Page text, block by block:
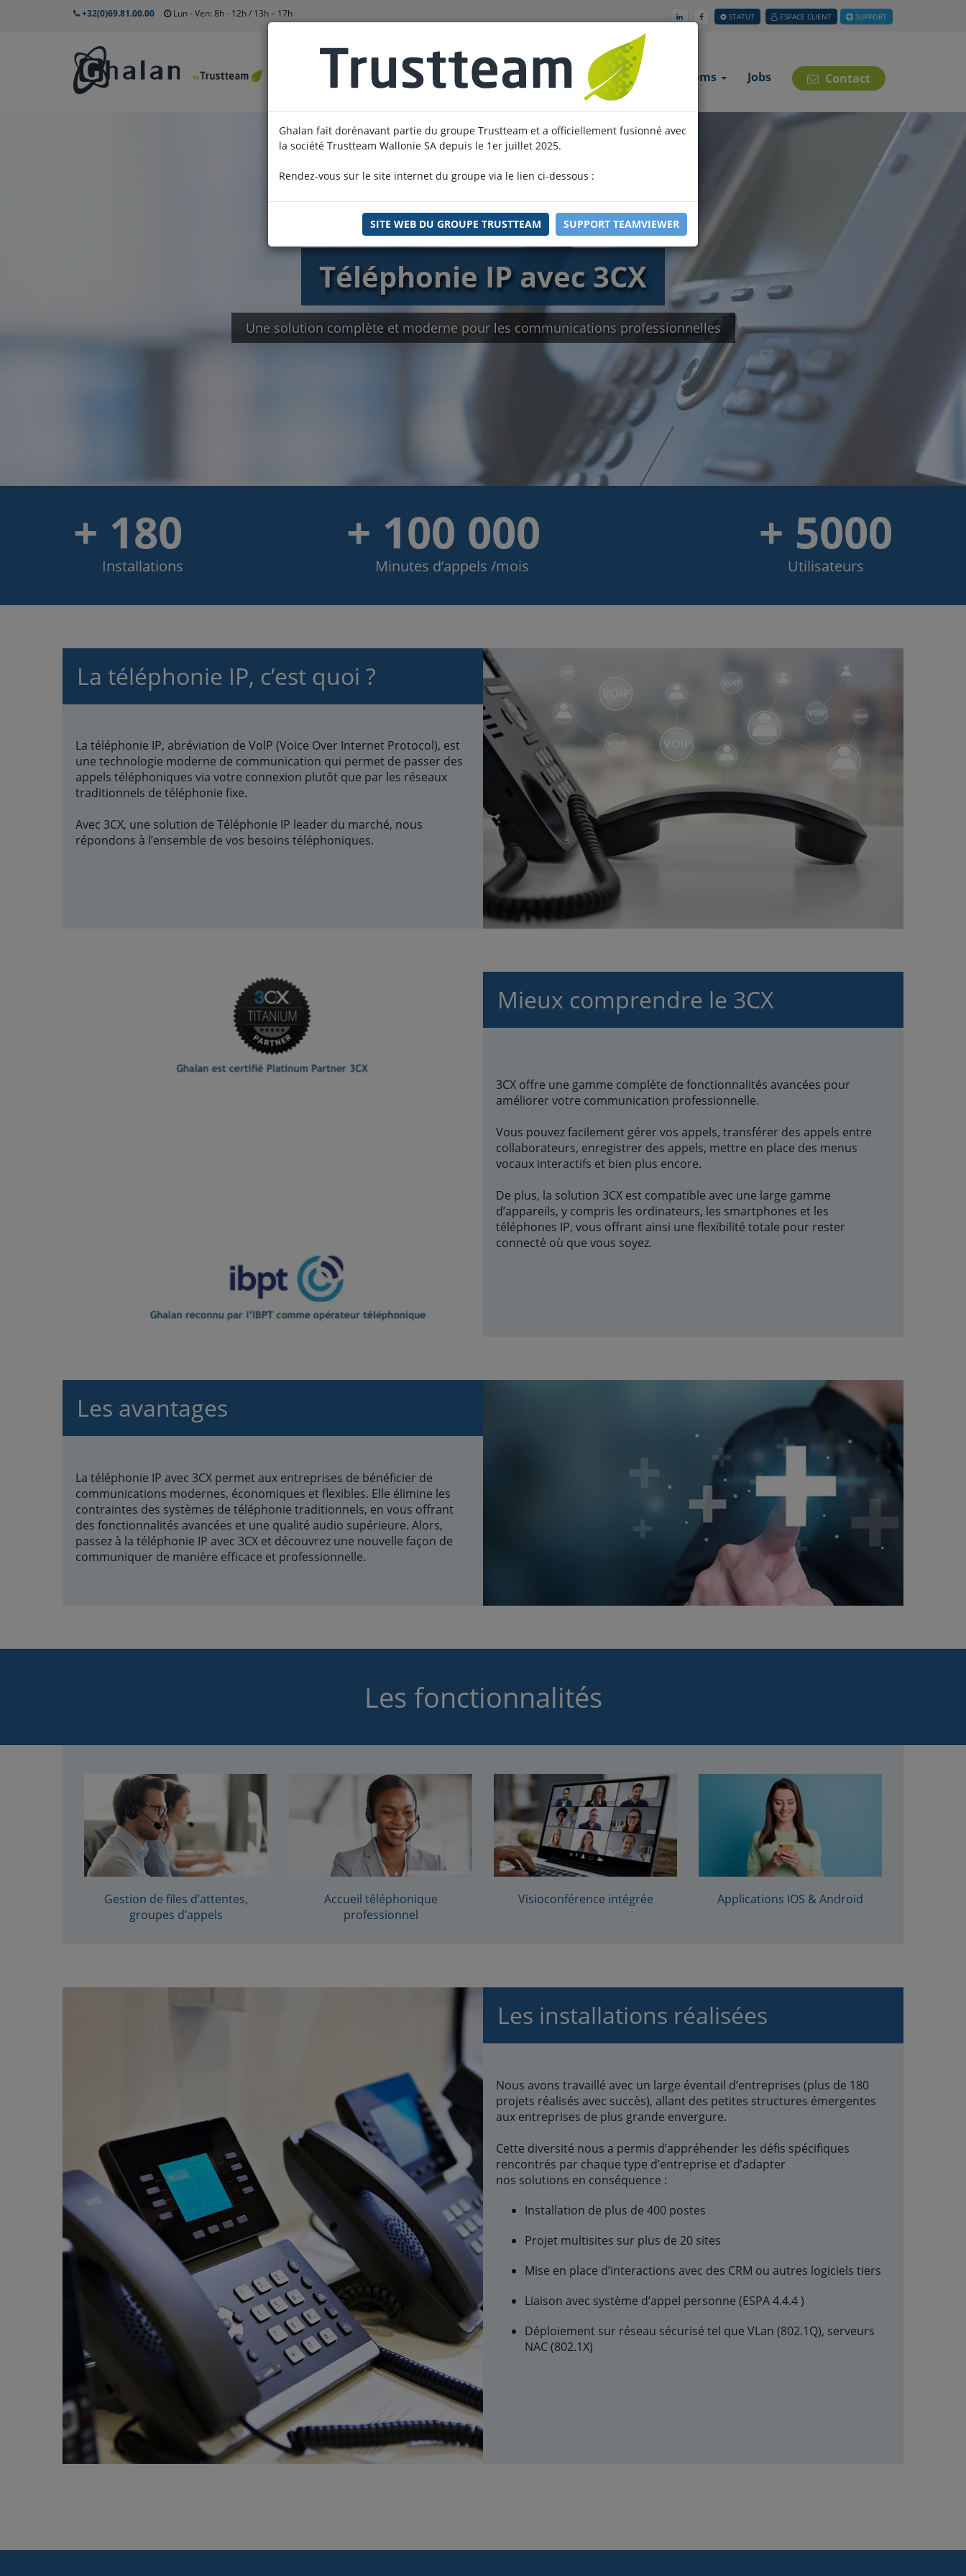
Ghalan fait dorénavant partie du groupe Trustteam et a officiellement fusionné avec
la société Trustteam Wallonie SA depuis le 1er juillet 2025.
Rendez-vous sur le site internet du groupe via le lien ci-dessous :
SITE WEB DU GROUPE TRUSTTEAM SUPPORT TEAMVIEWER
+32(0)69.81.00.00 Lun - Ven: 8h - 12h / 13h – 17h STATUT ESPACE CLIENT SUPPORT
Accueil A propos Solutions IT Solutions Télécoms Jobs Contact
Téléphonie IP avec 3CX
Une solution complète et moderne pour les communications professionnelles
+ 180
Installations
+ 100 000
Minutes d’appels /mois
+ 5000
Utilisateurs
La téléphonie IP, c’est quoi ?
La téléphonie IP, abréviation de VolP (Voice Over Internet Protocol), est
une technologie moderne de communication qui permet de passer des
appels téléphoniques via votre connexion plutôt que par les réseaux
traditionnels de téléphonie fixe.
Avec 3CX, une solution de Téléphonie IP leader du marché, nous
répondons à l’ensemble de vos besoins téléphoniques.
Mieux comprendre le 3CX
3CX offre une gamme complète de fonctionnalités avancées pour
améliorer votre communication professionnelle.
Vous pouvez facilement gérer vos appels, transférer des appels entre
collaborateurs, enregistrer des appels, mettre en place des menus
vocaux interactifs et bien plus encore.
De plus, la solution 3CX est compatible avec une large gamme
d’appareils, y compris les ordinateurs, les smartphones et les
téléphones IP, vous offrant ainsi une flexibilité totale pour rester
connecté où que vous soyez.
Les avantages
La téléphonie IP avec 3CX permet aux entreprises de bénéficier de
communications modernes, économiques et flexibles. Elle élimine les
contraintes des systèmes de téléphonie traditionnels, en vous offrant
des fonctionnalités avancées et une qualité audio supérieure. Alors,
passez à la téléphonie IP avec 3CX et découvrez une nouvelle façon de
communiquer de manière efficace et professionnelle.
Les fonctionnalités
Gestion de files d’attentes,
groupes d’appels
Accueil téléphonique
professionnel
Visioconférence intégrée Applications IOS & Android
Les installations réalisées
Nous avons travaillé avec un large éventail d’entreprises (plus de 180
projets réalisés avec succès), allant des petites structures émergentes
aux entreprises de plus grande envergure.
Cette diversité nous a permis d’appréhender les défis spécifiques
rencontrés par chaque type d’entreprise et d’adapter
nos solutions en conséquence :
Installation de plus de 400 postes
Projet multisites sur plus de 20 sites
Mise en place d’interactions avec des CRM ou autres logiciels tiers
Liaison avec système d’appel personne (ESPA 4.4.4 )
Déploiement sur réseau sécurisé tel que VLan (802.1Q), serveurs
NAC (802.1X)